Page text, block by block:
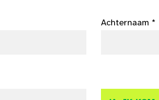
Achternaam *